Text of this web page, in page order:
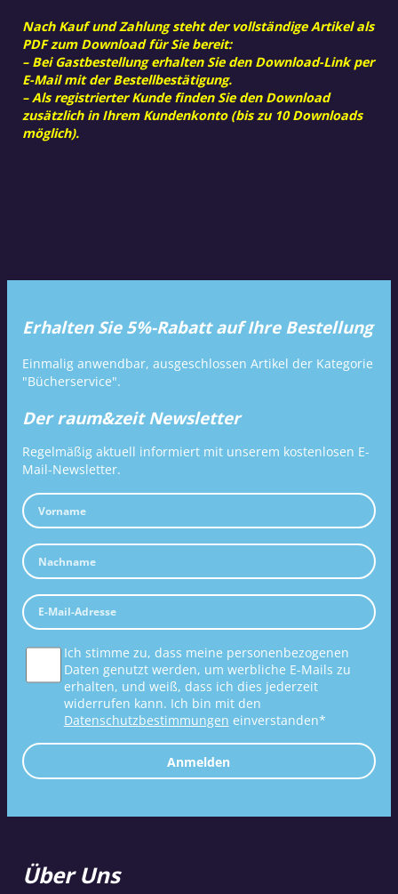
Nach Kauf und Zahlung steht der vollständige Artikel als
PDF zum Download für Sie bereit:
– Bei Gastbestellung erhalten Sie den Download-Link per
E-Mail mit der Bestellbestätigung.
– Als registrierter Kunde finden Sie den Download
zusätzlich in Ihrem Kundenkonto (bis zu 10 Downloads
möglich).
Erhalten Sie 5%-Rabatt auf Ihre Bestellung
Einmalig anwendbar, ausgeschlossen Artikel der Kategorie
"Bücherservice".
Der raum&zeit Newsletter
Regelmäßig aktuell informiert mit unserem kostenlosen E-
Mail-Newsletter.
Ich stimme zu, dass meine personenbezogenen
Daten genutzt werden, um werbliche E-Mails zu
erhalten, und weiß, dass ich dies jederzeit
widerrufen kann. Ich bin mit den
Datenschutzbestimmungen einverstanden*
Anmelden
Über Uns